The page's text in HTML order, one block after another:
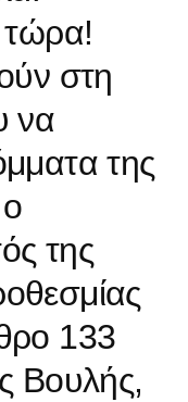
τώρα!
στη
να
της
της
133
Βουλής,